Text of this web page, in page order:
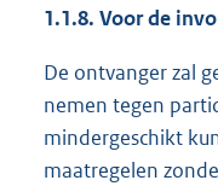
1.1.8. Voor de
De ontvanger zal
nemen tegen
mindergeschikt
maatregelen